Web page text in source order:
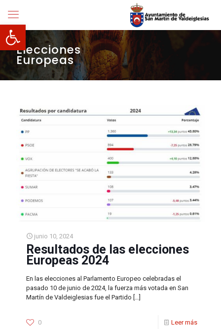
Abrir barra de herramientas
Elecciones
Europeas
junio 10, 2024
Resultados de las elecciones
Europeas 2024
En las elecciones al Parlamento Europeo celebradas el
pasado 10 de junio de 2024, la fuerza más votada en San
Martín de Valdeiglesias fue el Partido […]
0 Leer más